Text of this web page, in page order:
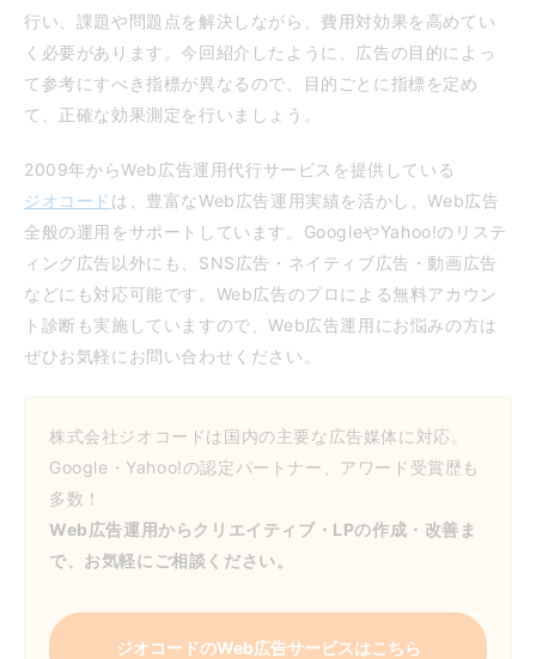
行い、課題や問題点を解決しながら、費用対効果を高めてい
く必要があります。今回紹介したように、広告の目的によっ
て参考にすべき指標が異なるので、目的ごとに指標を定め
て、正確な効果測定を行いましょう。
2009年からWeb広告運用代行サービスを提供している
ジオコード は、豊富なWeb広告運用実績を活かし、Web広告
全般の運用をサポートしています。GoogleやYahoo!のリステ
ィング広告以外にも、SNS広告・ネイティブ広告・動画広告
などにも対応可能です。Web広告のプロによる無料アカウン
ト診断も実施していますので、Web広告運用にお悩みの方は
ぜひお気軽にお問い合わせください。
株式会社ジオコードは国内の主要な広告媒体に対応。
Google・Yahoo!の認定パートナー、アワード受賞歴も
多数！
Web広告運用からクリエイティブ・LPの作成・改善ま
で、お気軽にご相談ください。
ジオコードのWeb広告サービスはこちら